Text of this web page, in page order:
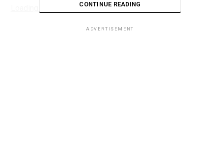
CONTINUE READING
ADVERTISEMENT